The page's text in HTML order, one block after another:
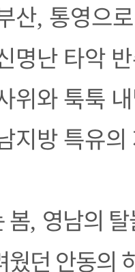
산, 통영으
명난 타악
위와 툭툭
지방 특유
봄, 영남의
웠던 안동의